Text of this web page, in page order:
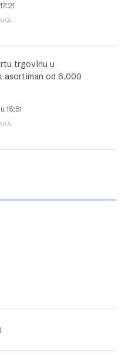
trgovinu u
asortiman od 6.000
15:51